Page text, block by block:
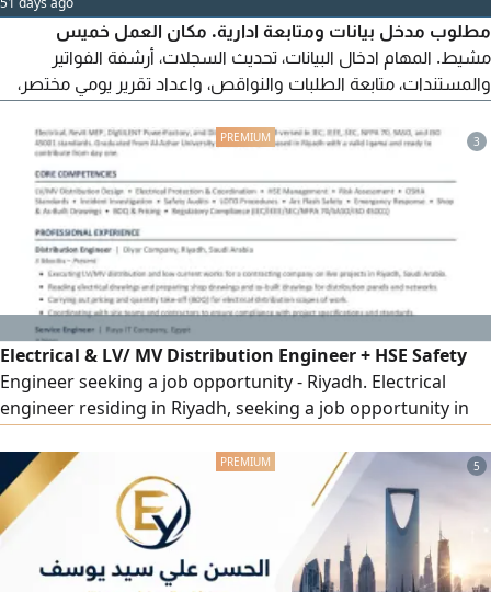
مطلوب مدخل بيانات ومتابعة ادارية. مكان العمل خميس
مشيط. المهام ادخال البيانات، تحديث السجلات، أرشفة الفواتير
والمستندات، متابعة الطلبات والنواقص، واعداد تقرير يومي مختصر،
يشترط اجادة الكمبيوتر والأوفيس، الدقة، التنظيم، والالتزام. الراتب
من 2000 الى 2500
3
Electrical & LV/ MV Distribution Engineer + HSE Safety
Engineer seeking a job opportunity - Riyadh. Electrical
engineer residing in Riyadh, seeking a job opportunity in
the field of electrical engineering or occupational health
and safety (HSE) I have over 4 years of practical experience
in LV/ MV electrical distribution works, low current
systems, electrical distribution panels (MDB/ SMDB/ DB)
reading
5